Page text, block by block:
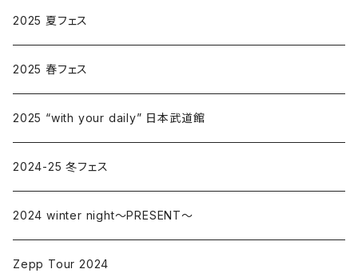
2025 夏フェス
2025 春フェス
2025 “with your daily” 日本武道館
2024-25 冬フェス
2024 winter night〜PRESENT〜
Zepp Tour 2024